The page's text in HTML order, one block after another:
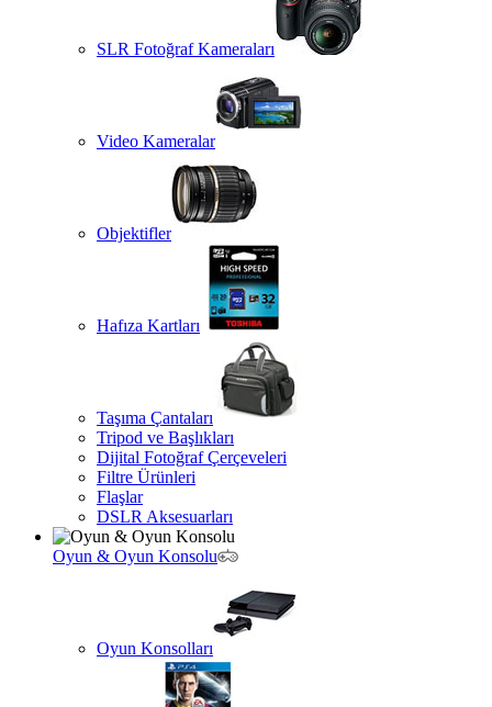
SLR Fotoğraf Kameraları
Video Kameralar
Objektifler
Hafıza Kartları
Taşıma Çantaları
Tripod ve Başlıkları
Dijital Fotoğraf Çerçeveleri
Filtre Ürünleri
Flaşlar
DSLR Aksesuarları
Oyun & Oyun Konsolu
Oyun Konsolları